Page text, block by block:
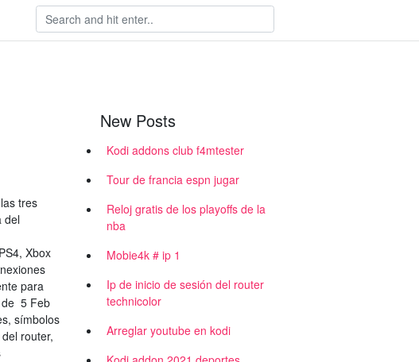
tres
del
Xbox
para
de 5 Feb
símbolos
router,
New Posts
Kodi addons club f4mtester
Tour de francia espn jugar
Reloj gratis de los playoffs de la
nba
Mobie4k # ip 1
Ip de inicio de sesión del router
technicolor
Arreglar youtube en kodi